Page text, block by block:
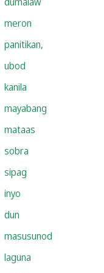
meron
panitikan,
ubod
kanila
mayabang
mataas
sobra
sipag
inyo
dun
masusunod
laguna